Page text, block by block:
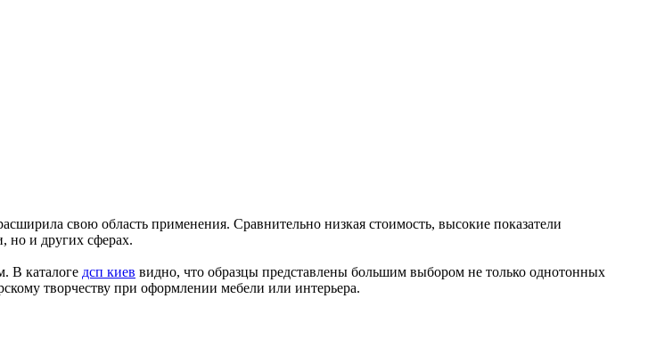
свою область применения. Сравнительно низкая стоимость, высокие показатели
но и других сферах.
В каталоге дсп киев видно, что образцы представлены большим выбором не только однотонных
творчеству при оформлении мебели или интерьера.